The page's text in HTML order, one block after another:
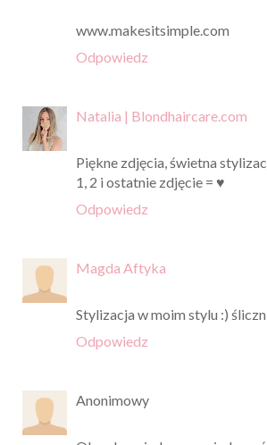
www.makesitsimple.com
Odpowiedz
Natalia | Blondhaircare.com
Piękne zdjęcia, świetna
1, 2 i ostatnie zdjęcie = ♥
Odpowiedz
Magda Aftyka
Stylizacja w moim stylu :)
Odpowiedz
Anonimowy